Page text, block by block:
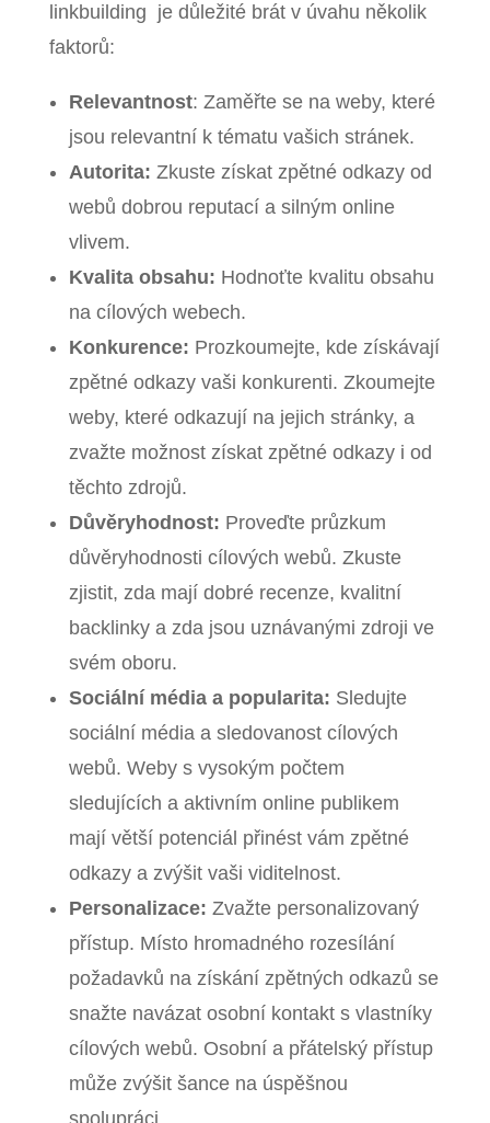
linkbuilding je důležité brát v úvahu několik
faktorů:
Relevantnost: Zaměřte se na weby, které
jsou relevantní k tématu vašich stránek.
Autorita: Zkuste získat zpětné odkazy od
webů dobrou reputací a silným online
vlivem.
Kvalita obsahu: Hodnoťte kvalitu obsahu
na cílových webech.
Konkurence: Prozkoumejte, kde získávají
zpětné odkazy vaši konkurenti. Zkoumejte
weby, které odkazují na jejich stránky, a
zvažte možnost získat zpětné odkazy i od
těchto zdrojů.
Důvěryhodnost: Proveďte průzkum
důvěryhodnosti cílových webů. Zkuste
zjistit, zda mají dobré recenze, kvalitní
backlinky a zda jsou uznávanými zdroji ve
svém oboru.
Sociální média a popularita: Sledujte
sociální média a sledovanost cílových
webů. Weby s vysokým počtem
sledujících a aktivním online publikem
mají větší potenciál přinést vám zpětné
odkazy a zvýšit vaši viditelnost.
Personalizace: Zvažte personalizovaný
přístup. Místo hromadného rozesílání
požadavků na získání zpětných odkazů se
snažte navázat osobní kontakt s vlastníky
cílových webů. Osobní a přátelský přístup
může zvýšit šance na úspěšnou